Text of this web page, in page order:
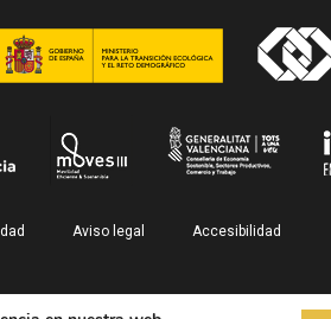
Aviso legal Accesibilidad